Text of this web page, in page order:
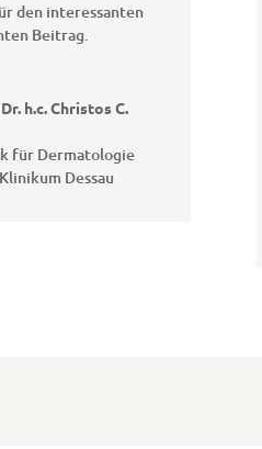
den interessanten
Beitrag.
h.c. Christos C.
für Dermatologie
Klinikum Dessau